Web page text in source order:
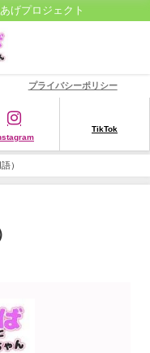
げプロジェクト
プライバシーポリシー
TikTok
）